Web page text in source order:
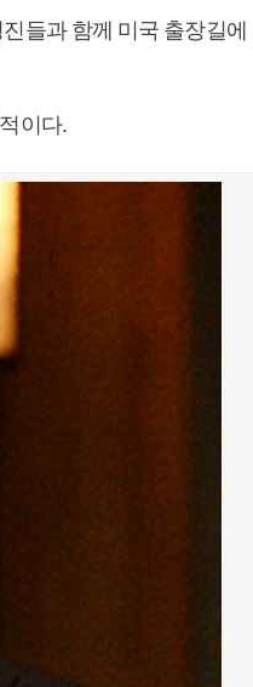
들과 함께 미국 출장길에
이다.